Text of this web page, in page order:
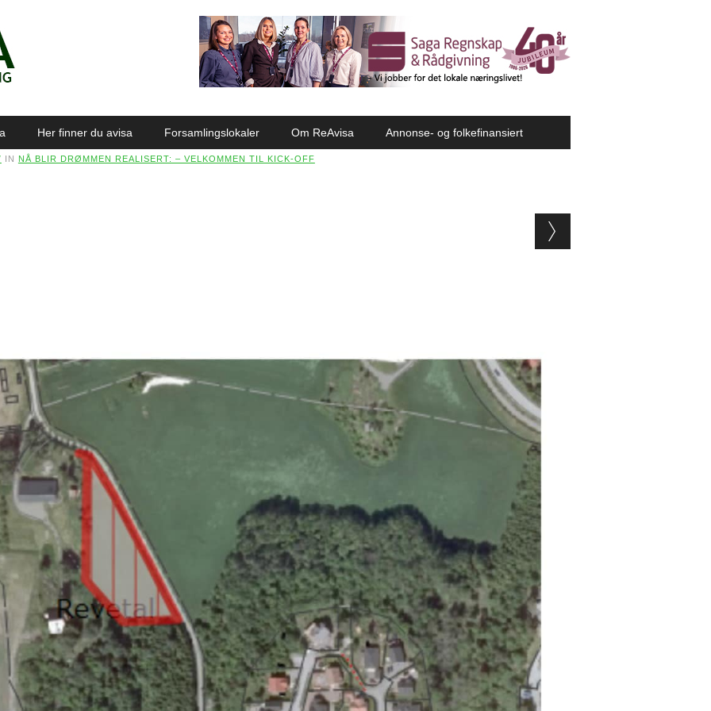
Her finner du avisa Forsamlingslokaler Om ReAvisa Annonse- og folkefinansiert
IN NÅ BLIR DRØMMEN REALISERT: – VELKOMMEN TIL KICK-OFF